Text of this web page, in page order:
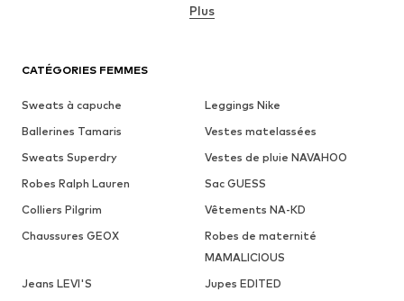
CATÉGORIES FEMMES
Sweats à capuche
Leggings Nike
Ballerines Tamaris
Vestes matelassées
Sweats Superdry
Vestes de pluie NAVAHOO
Robes Ralph Lauren
Sac GUESS
Colliers Pilgrim
Vêtements NA-KD
Chaussures GEOX
Robes de maternité
MAMALICIOUS
Jeans LEVI'S
Jupes EDITED
Plus